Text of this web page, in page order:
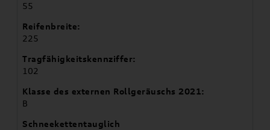
55
Reifenbreite:
225
Tragfähigkeitskennziffer:
102
Klasse des externen Rollgeräuschs 2021:
B
Schneekettentauglich